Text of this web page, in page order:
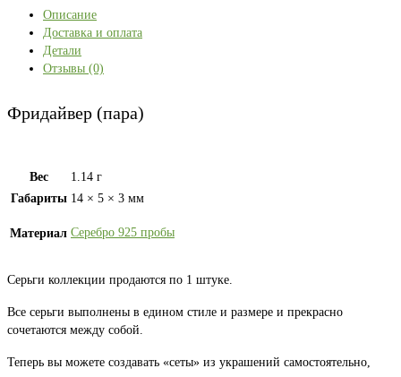
(пара)
Описание
Доставка и оплата
Детали
Отзывы (0)
Фридайвер (пара)
Вес
1.14 г
Габариты 14 × 5 × 3 мм
Материал Серебро 925 пробы
Серьги коллекции продаются по 1 штуке.
Все серьги выполнены в едином стиле и размере и прекрасно
сочетаются между собой.
Теперь вы можете создавать «сеты» из украшений самостоятельно,